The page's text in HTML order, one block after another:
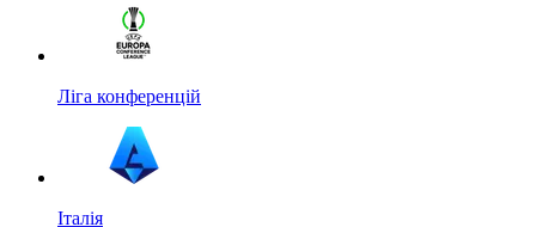
Ліга конференцій
Італія